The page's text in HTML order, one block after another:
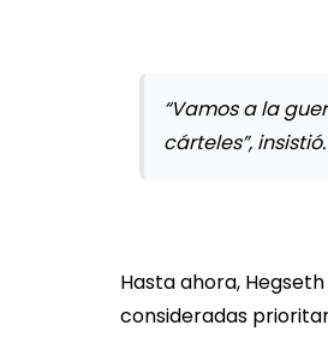
“Vamos a la
cárteles”, insistió.
Hasta ahora,
consideradas